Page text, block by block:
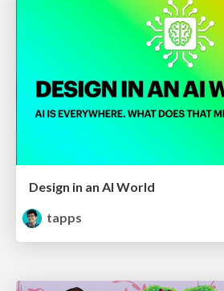
Design in an AI World
tapps